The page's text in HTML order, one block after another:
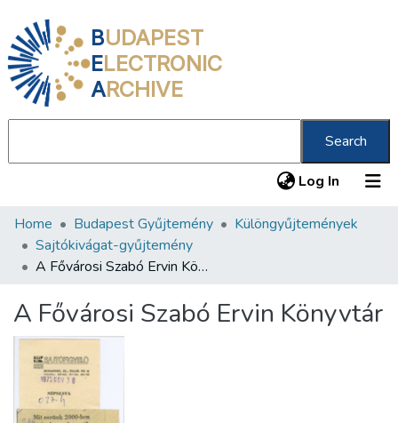
BUDAPEST
ELECTRONIC
ARCHIVE
Search
Log In (current)
Communities & Collections
All of DSpace
About us
Home Budapest Gyűjtemény
Különgyűjtemények
Sajtókivágat-gyűjtemény
A Fővárosi Szabó Ervin Könyvtár
A Fővárosi Szabó Ervin Könyvtár